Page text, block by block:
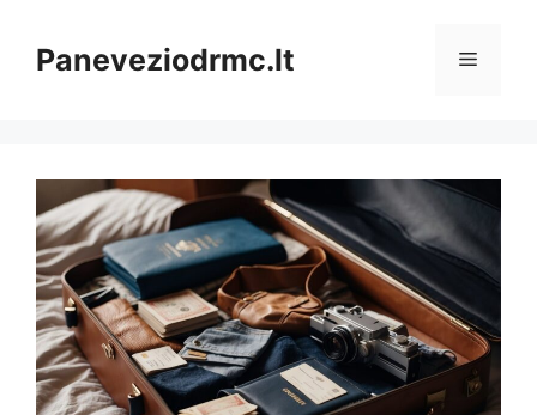
turinioPaneveziodrmc.lt Meniu